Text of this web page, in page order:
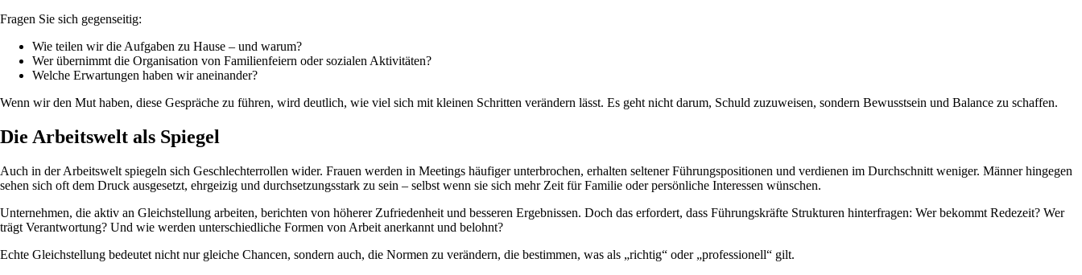
Fragen Sie sich gegenseitig:
Wie teilen wir die Aufgaben zu Hause – und warum?
Wer übernimmt die Organisation von Familienfeiern oder sozialen Aktivitäten?
Welche Erwartungen haben wir aneinander?
Wenn wir den Mut haben, diese Gespräche zu führen, wird deutlich, wie viel sich mit kleinen Schritten verändern lässt. Es geht nicht darum, Schuld zuzuweisen, sondern Bewusstsein und Balance zu schaffen.
Die Arbeitswelt als Spiegel
Auch in der Arbeitswelt spiegeln sich Geschlechterrollen wider. Frauen werden in Meetings häufiger unterbrochen, erhalten seltener Führungspositionen und verdienen im Durchschnitt weniger. Männer hingegen
sehen sich oft dem Druck ausgesetzt, ehrgeizig und durchsetzungsstark zu sein – selbst wenn sie sich mehr Zeit für Familie oder persönliche Interessen wünschen.
Unternehmen, die aktiv an Gleichstellung arbeiten, berichten von höherer Zufriedenheit und besseren Ergebnissen. Doch das erfordert, dass Führungskräfte Strukturen hinterfragen: Wer bekommt Redezeit? Wer
trägt Verantwortung? Und wie werden unterschiedliche Formen von Arbeit anerkannt und belohnt?
Echte Gleichstellung bedeutet nicht nur gleiche Chancen, sondern auch, die Normen zu verändern, die bestimmen, was als „richtig“ oder „professionell“ gilt.